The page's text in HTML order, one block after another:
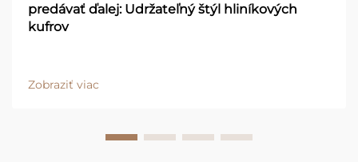
predávať ďalej: Udržateľný štýl hliníkových
kufrov
Zobraziť viac